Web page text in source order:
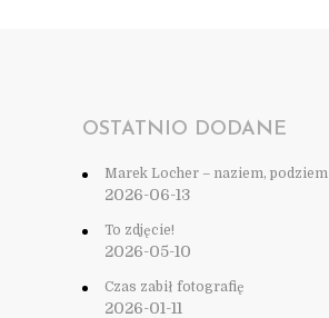
OSTATNIO DODANE
Marek Locher – naziem, podziem
2026-06-13
To zdjęcie!
2026-05-10
Czas zabił fotografię
2026-01-11